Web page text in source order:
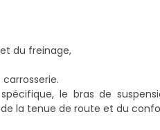
du freinage,
le bras de
la tenue de route et du